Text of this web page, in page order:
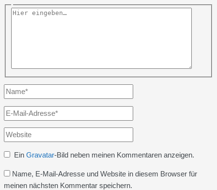
Hier
Name*
E-
Mail-
Adresse*
Website
Ein Gravatar-Bild neben meinen Kommentaren anzeigen.
Name, E-Mail-Adresse und Website in diesem Browser für
meinen nächsten Kommentar speichern.